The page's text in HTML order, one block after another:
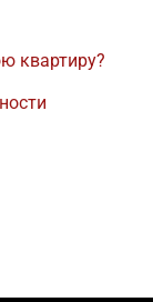
квартиру?